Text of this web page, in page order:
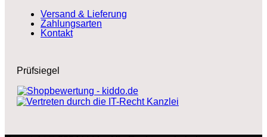
Versand & Lieferung
Zahlungsarten
Kontakt
Prüfsiegel